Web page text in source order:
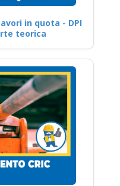
in quota - DPI
teorica